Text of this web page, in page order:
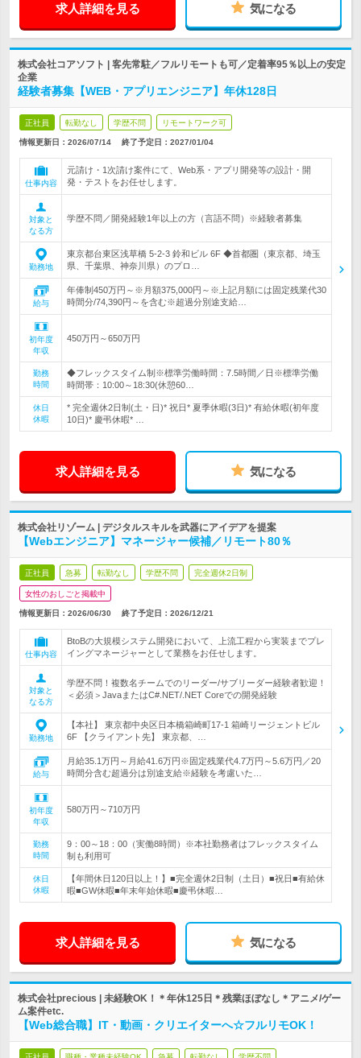
求人詳細を見る 気になる
株式会社コアソフト | 客先常駐／フルリモートも可／定着率95％以上の安定
企業
経験者募集【WEB・アプリエンジニア】年休128日
正社員 転勤なし 学歴不問 リモートワーク可
情報更新日：2026/07/14 終了予定日： 2027/01/04
仕事内容
元請け・1次請け案件にて、Web系・アプリ開発等の設計・開
発・テストをお任せします。
対象と
なる方
学歴不問／開発経験1年以上の方（言語不問）※経験者募集
勤務地
東京都台東区浅草橋 5-2-3 鈴和ビル 6F ◆首都圏（東京都、埼玉
県、千葉県、神奈川県）のプロ…
給与
年俸制450万円～※月額375,000円～※上記月額には固定残業代30
時間分/74,390円～を含む※超過分別途支給…
初年度
年収
450万円～650万円
勤務
時間
◆フレックスタイム制※標準労働時間：7.5時間／日※標準労働
時間帯：10:00～18:30(休憩60…
休日
休暇
* 完全週休2日制(土・日)* 祝日* 夏季休暇(3日)* 有給休暇(初年度
10日)* 慶弔休暇* …
求人詳細を見る 気になる
株式会社リゾーム | デジタルスキルを武器にアイデアを提案
【Webエンジニア】マネージャー候補／リモート80％
正社員 急募 転勤なし 学歴不問 完全週休2日制
女性のおしごと掲載中
情報更新日：2026/06/30 終了予定日： 2026/12/21
仕事内容
BtoBの大規模システム開発において、上流工程から実装までプレ
イングマネージャーとして業務をお任せします。
対象と
なる方
学歴不問！複数名チームでのリーダー/サブリーダー経験者歓迎！
＜必須＞JavaまたはC#.NET/.NET Coreでの開発経験
勤務地
【本社】 東京都中央区日本橋箱崎町17-1 箱崎リージェントビル
6F 【クライアント先】 東京都、…
給与
月給35.1万円～月給41.6万円※固定残業代4.7万円～5.6万円／20
時間分含む超過分は別途支給※経験を考慮いた…
初年度
年収
580万円～710万円
勤務
時間
9：00～18：00（実働8時間）※本社勤務者はフレックスタイム
制も利用可
休日
休暇
【年間休日120日以上！】■完全週休2日制（土日）■祝日■有給休
暇■GW休暇■年末年始休暇■慶弔休暇…
求人詳細を見る 気になる
株式会社precious | 未経験OK！＊年休125日＊残業ほぼなし＊アニメ/ゲー
ム案件etc.
【Web総合職】IT・動画・クリエイターへ☆フルリモOK！